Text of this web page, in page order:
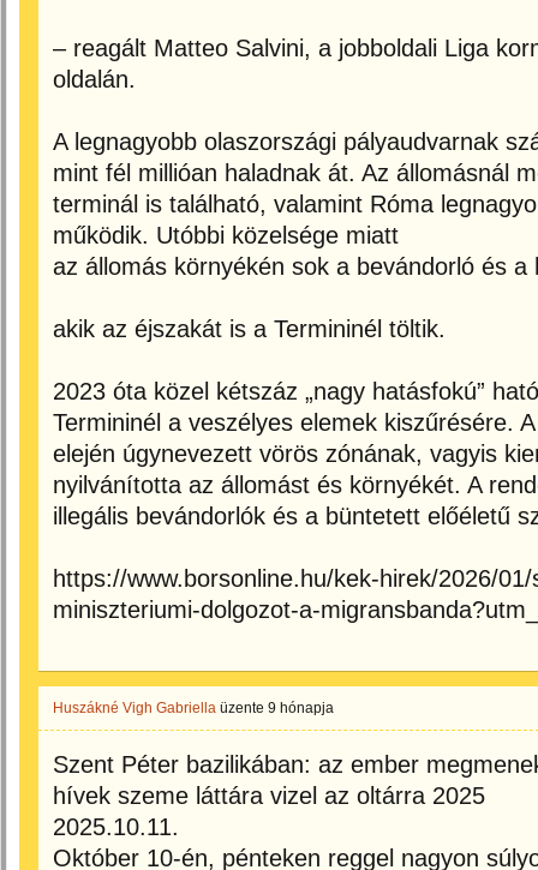
– reagált Matteo Salvini, a jobboldali Liga
oldalán.
A legnagyobb olaszországi pályaudvarnak
mint fél millióan haladnak át. Az állomásnál
terminál is található, valamint Róma
működik. Utóbbi közelsége miatt
az állomás környékén sok a bevándorló és a
akik az éjszakát is a Termininél töltik.
2023 óta közel kétszáz „nagy hatásfokú”
Termininél a veszélyes elemek kiszűrésére.
elején úgynevezett vörös zónának, vagyis
nyilvánította az állomást és környékét. A
illegális bevándorlók és a büntetett előéletű
https://www.borsonline.hu/kek-hirek/2026/
miniszteriumi-dolgozot-a-migransbanda?utm_
Huszákné Vigh Gabriella üzente 9 hónapja
Szent Péter bazilikában: az ember
hívek szeme láttára vizel az oltárra 2025
2025.10.11.
Október 10-én, pénteken reggel nagyon